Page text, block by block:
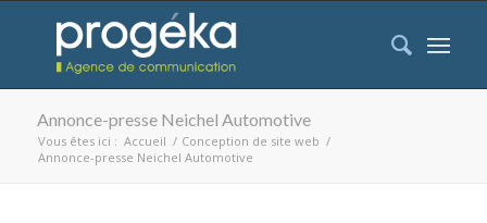
Annonce-presse Neichel Automotive
Vous êtes ici : Accueil / Conception de site web /
Annonce-presse Neichel Automotive